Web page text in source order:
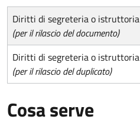
Diritti di segreteria o istruttoria
(per il rilascio del documento)
Diritti di segreteria o istruttoria
(per il rilascio del duplicato)
Cosa serve